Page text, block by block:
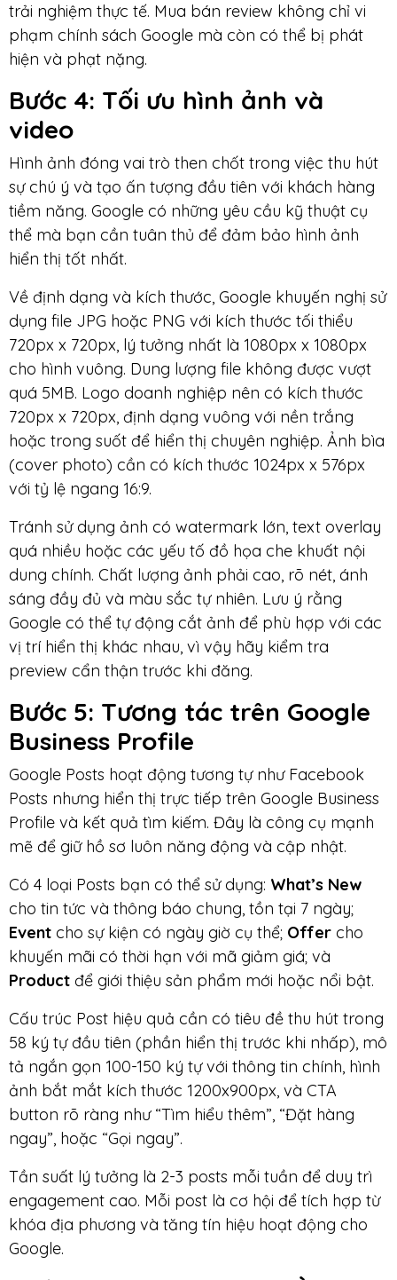
trải nghiệm thực tế. Mua bán review không chỉ vi
phạm chính sách Google mà còn có thể bị phát
hiện và phạt nặng.
Bước 4: Tối ưu hình ảnh và
video
Hình ảnh đóng vai trò then chốt trong việc thu hút
sự chú ý và tạo ấn tượng đầu tiên với khách hàng
tiềm năng. Google có những yêu cầu kỹ thuật cụ
thể mà bạn cần tuân thủ để đảm bảo hình ảnh
hiển thị tốt nhất.
Về định dạng và kích thước, Google khuyến nghị sử
dụng file JPG hoặc PNG với kích thước tối thiểu
720px x 720px, lý tưởng nhất là 1080px x 1080px
cho hình vuông. Dung lượng file không được vượt
quá 5MB. Logo doanh nghiệp nên có kích thước
720px x 720px, định dạng vuông với nền trắng
hoặc trong suốt để hiển thị chuyên nghiệp. Ảnh bìa
(cover photo) cần có kích thước 1024px x 576px
với tỷ lệ ngang 16:9.
Tránh sử dụng ảnh có watermark lớn, text overlay
quá nhiều hoặc các yếu tố đồ họa che khuất nội
dung chính. Chất lượng ảnh phải cao, rõ nét, ánh
sáng đầy đủ và màu sắc tự nhiên. Lưu ý rằng
Google có thể tự động cắt ảnh để phù hợp với các
vị trí hiển thị khác nhau, vì vậy hãy kiểm tra
preview cẩn thận trước khi đăng.
Bước 5: Tương tác trên Google
Business Profile
Google Posts hoạt động tương tự như Facebook
Posts nhưng hiển thị trực tiếp trên Google Business
Profile và kết quả tìm kiếm. Đây là công cụ mạnh
mẽ để giữ hồ sơ luôn năng động và cập nhật.
Có 4 loại Posts bạn có thể sử dụng: What’s New
cho tin tức và thông báo chung, tồn tại 7 ngày;
Event cho sự kiện có ngày giờ cụ thể; Offer cho
khuyến mãi có thời hạn với mã giảm giá; và
Product để giới thiệu sản phẩm mới hoặc nổi bật.
Cấu trúc Post hiệu quả cần có tiêu đề thu hút trong
58 ký tự đầu tiên (phần hiển thị trước khi nhấp), mô
tả ngắn gọn 100-150 ký tự với thông tin chính, hình
ảnh bắt mắt kích thước 1200x900px, và CTA
button rõ ràng như “Tìm hiểu thêm”, “Đặt hàng
ngay”, hoặc “Gọi ngay”.
Tần suất lý tưởng là 2-3 posts mỗi tuần để duy trì
engagement cao. Mỗi post là cơ hội để tích hợp từ
khóa địa phương và tăng tín hiệu hoạt động cho
Google.